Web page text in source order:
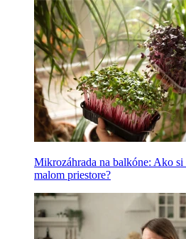
Mikrozáhrada na balkóne: Ako
malom priestore?